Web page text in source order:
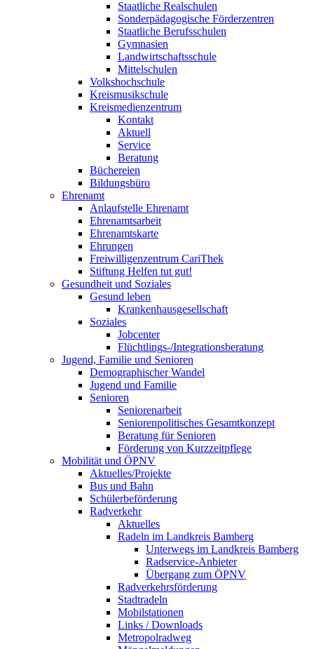
Staatliche Realschulen
Sonderpädagogische Förderzentren
Staatliche Berufsschulen
Gymnasien
Landwirtschaftsschule
Mittelschulen
Volkshochschule
Kreismusikschule
Kreismedienzentrum
Kontakt
Aktuell
Service
Beratung
Büchereien
Bildungsbüro
Ehrenamt
Anlaufstelle Ehrenamt
Ehrenamtsarbeit
Ehrenamtskarte
Ehrungen
Freiwilligenzentrum CariThek
Stiftung Helfen tut gut!
Gesundheit und Soziales
Gesund leben
Krankenhausgesellschaft
Soziales
Jobcenter
Flüchtlings-/Integrationsberatung
Jugend, Familie und Senioren
Demographischer Wandel
Jugend und Familie
Senioren
Seniorenarbeit
Seniorenpolitisches Gesamtkonzept
Beratung für Senioren
Förderung von Kurzzeitpflege
Mobilität und ÖPNV
Aktuelles/Projekte
Bus und Bahn
Schülerbeförderung
Radverkehr
Aktuelles
Radeln im Landkreis Bamberg
Unterwegs im Landkreis Bamberg
Radservice-Anbieter
Übergang zum ÖPNV
Radverkehrsförderung
Stadtradeln
Mobilstationen
Links / Downloads
Metropolradweg